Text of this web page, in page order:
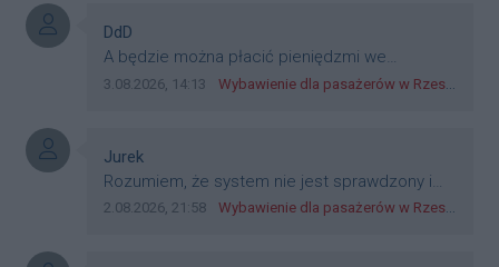
Autor komentarza:
DdD
Treść komentarza:
A będzie można płacić pieniędzmi we
wszystkich? Bo banknoty emitowane przez
plastik czy inne bliki. Zakrawa na
dyskryminację.
Data dodania komentarza:
3.08.2026, 14:13 Źródło komentarza:
Wybawienie dla pasażerów w Rzeszowie? W mieście ruszyły testy nowego rozwiązania
Autor komentarza:
Jurek
Treść komentarza:
Rozumiem, że system nie jest sprawdzony i
przetestowany. Wybieram się z mim młodym
Data dodania komentarza:
2.08.2026, 21:58 Źródło komentarza:
Wybawienie dla pasażerów w Rzeszowie? W mieście ruszyły testy nowego rozwiązania